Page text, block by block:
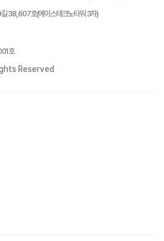
38, 607호(에이스테크노타워 3차)
호
Reserved